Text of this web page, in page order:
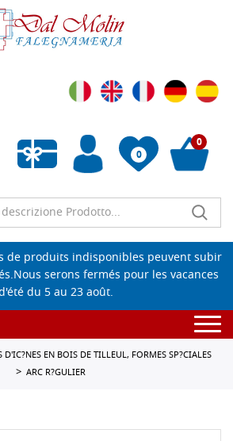
0
de souhaits vide
0
de produits indisponibles peuvent subir
serons fermés pour les vacances
du 5 au 23 août.
D'IC?NES EN BOIS DE TILLEUL, FORMES SP?CIALES
ARC R?GULIER